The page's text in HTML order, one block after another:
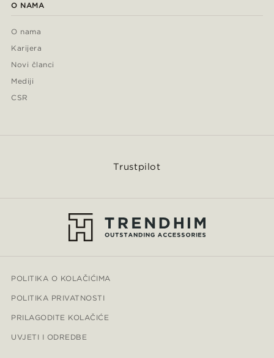
O NAMA
O nama
Karijera
Novi članci
Mediji
CSR
Trustpilot
POLITIKA O KOLAČIĆIMA
POLITIKA PRIVATNOSTI
PRILAGODITE KOLAČIĆE
UVJETI I ODREDBE